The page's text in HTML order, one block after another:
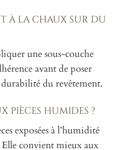
à la chaux sur du
une sous-couche
avant de poser
du revêtement.
pièces humides ?
exposées à l’humidité
Elle convient mieux aux